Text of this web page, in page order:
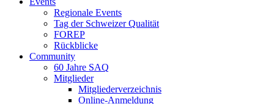
Regionale Events
Tag der Schweizer Qualität
FOREP
Rückblicke
Community
60 Jahre SAQ
Mitglieder
Mitgliederverzeichnis
Online-Anmeldung